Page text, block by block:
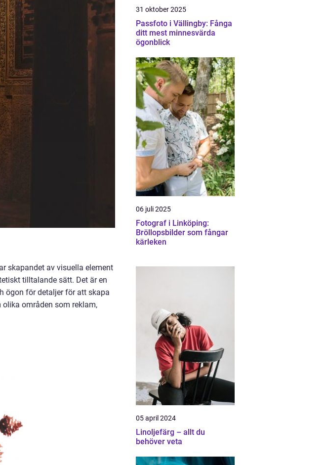
skapandet av visuella element
tilltalande sätt. Det är en
ögon för detaljer för att skapa
områden som reklam,
31 oktober 2025
Passfoto i Vällingby: Fånga
ditt mest minnesvärda
ögonblick
06 juli 2025
Fotograf i Linköping:
Bröllopsbilder som fångar
kärleken
05 april 2024
Linoljefärg – allt du
behöver veta